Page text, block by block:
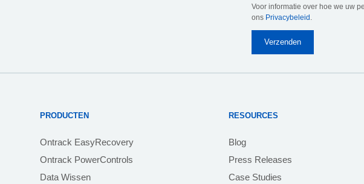
Voor informatie over hoe we uw
ons Privacybeleid
PRODUCTEN
Ontrack EasyRecovery
Ontrack PowerControls
Data Wissen
RESOURCES
Blog
Press Releases
Case Studies